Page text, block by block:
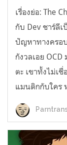
เรื่องย่อ: The
กับ Dev ชาร์ลี
ปัญหาทางครอ
กังวลเอย
ตะ เขาทั้งไม่เ
แมนติกกับใคร